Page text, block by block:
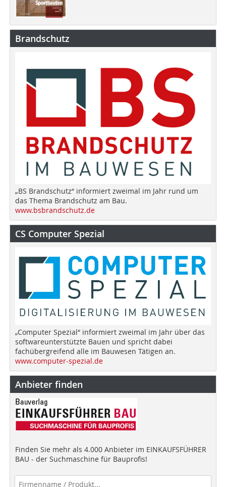
Brandschutz
„BS Brandschutz“ informiert zweimal im Jahr rund um
das Thema Brandschutz am Bau.
www.bsbrandschutz.de
CS Computer Spezial
„Computer Spezial“ informiert zweimal im Jahr über das
softwareunterstützte Bauen und spricht dabei
fachübergreifend alle im Bauwesen Tätigen an.
www.computer-spezial.de
Anbieter finden
Finden Sie mehr als 4.000 Anbieter im EINKAUFSFÜHRER
BAU - der Suchmaschine für Bauprofis!